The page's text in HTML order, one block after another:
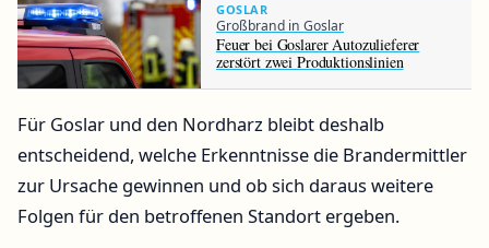
GOSLAR
Großbrand in Goslar
Feuer bei Goslarer Autozulieferer
zerstört zwei Produktionslinien
Für Goslar und den Nordharz bleibt deshalb
entscheidend, welche Erkenntnisse die Brandermittler
zur Ursache gewinnen und ob sich daraus weitere
Folgen für den betroffenen Standort ergeben.